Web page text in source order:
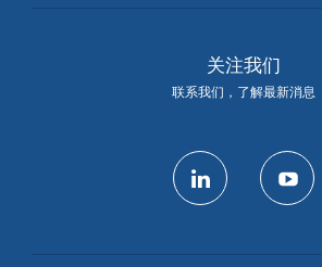
关注我们
联系我们，了解最新消息